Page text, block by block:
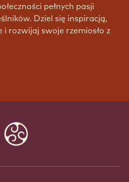
pełnych pasji
Dziel się inspiracją,
rozwijaj swoje rzemiosło z